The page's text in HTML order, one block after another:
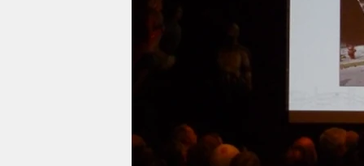
verlag
veranstaltungen
unterstützen